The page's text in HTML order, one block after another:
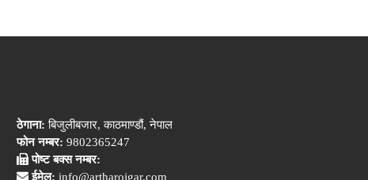
ठेगाना:बिजुलीबजार, काठमाण्डौं, नेपाल
फोन नम्बर:9802365247
पोष्ट बक्स नम्बर:
ईमेल:info@artharojgar.com